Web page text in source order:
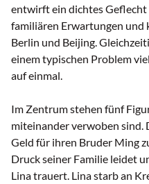
entwirft ein dichtes Geflecht
familiären Erwartungen
Berlin und Beijing.
einem typischen Problem
auf einmal.
Im Zentrum stehen fünf
miteinander verwoben sind.
Geld für ihren Bruder Ming
Druck seiner Familie leidet
Lina trauert. Lina starb an